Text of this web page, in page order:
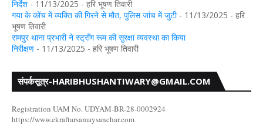
निर्देश- 11/13/2025 - हरि भूषण तिवारी
गया के कोंच में व्यक्ति की गिरने से मौत, पुलिस जांच में जुटी- 11/13/2025 - हरि
भूषण तिवारी
रामपुर थाना प्रभारी ने स्ट्रॉंग रूम की सुरक्षा व्यवस्था का किया
निरीक्षण - 11/13/2025 - हरि भूषण तिवारी
संपर्कसूत्र-HARIBHUSHANTIWARY@GMAIL.COM
Registration UAM No. UDYAM-BR-28-0002924
https://www.ekraftarsamaysanchar.com